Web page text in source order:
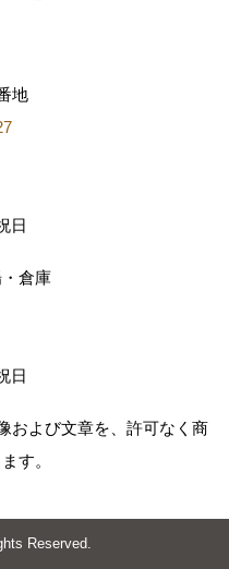
地
日
倉庫
日
および文章を、許可なく商
す。
Reserved.